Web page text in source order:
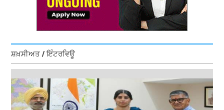
ਸ਼ਖ਼ਸੀਅਤ / ਇੰਟਰਵਿਊ